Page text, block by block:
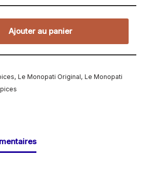
Ajouter au panier
, Le Monopati Original, Le Monopati